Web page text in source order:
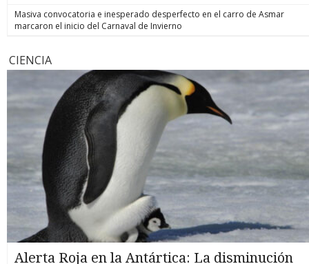
Masiva convocatoria e inesperado desperfecto en el carro de Asmar
marcaron el inicio del Carnaval de Invierno
CIENCIA
Alerta Roja en la Antártica: La disminución